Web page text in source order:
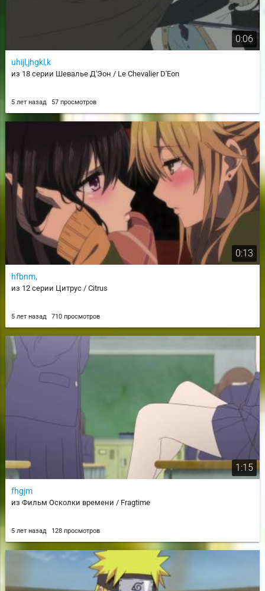
0:06
uhijl,jhgkl,k
из 18 серии Шевалье Д'Эон / Le Chevalier D'Eon
5 лет назад 57 просмотров
0:13
hfbnm,
из 12 серии Цитрус / Citrus
5 лет назад 710 просмотров
1:15
fhgjm
из Фильм Осколки времени / Fragtime
5 лет назад 128 просмотров